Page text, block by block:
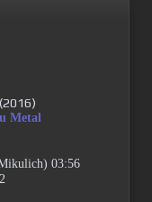
Metal
03:56